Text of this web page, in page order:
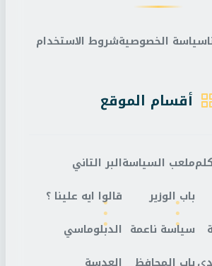
سياسة الخصوصيةشروط الاستخدام
أقسام الموقع
ملعب السياسة
باب الوزير
سياسة ناعمة
البر التاني
قالوا ايه علينا ؟
الدبلوماسي